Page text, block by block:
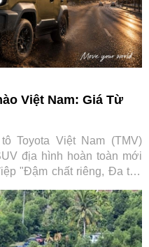
Việt Nam: Giá Từ
Toyota Việt Nam (TMV)
địa hình hoàn toàn mới
"Đậm chất riêng, Đa trải
vốn đã có lịch sử hơn 70